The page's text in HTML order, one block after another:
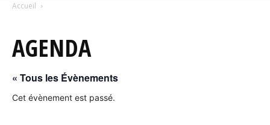
Laconnex
Accueil
AGENDA
« Tous les Évènements
Cet évènement est passé.